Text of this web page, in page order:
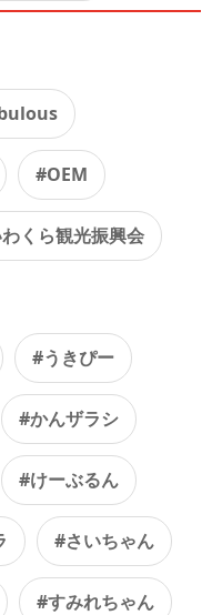
#OEM
くら観光振興会
#うきぴー
#かんザラシ
#けーぶるん
#さいちゃん
#すみれちゃん